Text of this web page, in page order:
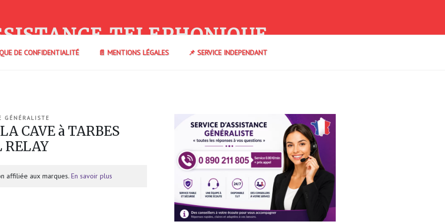
TELEPHONIQUE
DE CONFIDENTIALITÉ 📄 MENTIONS LÉGALES 📌 SERVICE INDEPENDANT
GÉNÉRALISTE
CAVE à TARBES
RELAY
affiliée aux marques. En savoir plus